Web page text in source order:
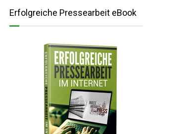
Erfolgreiche Pressearbeit eBook